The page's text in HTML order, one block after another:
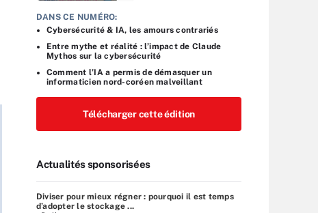
DANS CE NUMÉRO:
Cybersécurité & IA, les amours contrariés
Entre mythe et réalité : l’impact de Claude
Mythos sur la cybersécurité
Comment l’IA a permis de démasquer un
informaticien nord-coréen malveillant
Télécharger cette édition
Actualités sponsorisées
Diviser pour mieux régner : pourquoi il est temps
d’adopter le stockage ...